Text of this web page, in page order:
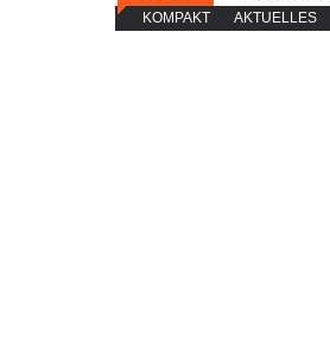
KOMPAKT AKTUELLES